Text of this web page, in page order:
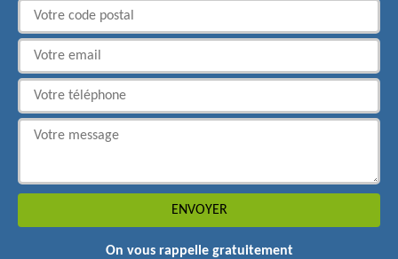
On vous rappelle gratuitement